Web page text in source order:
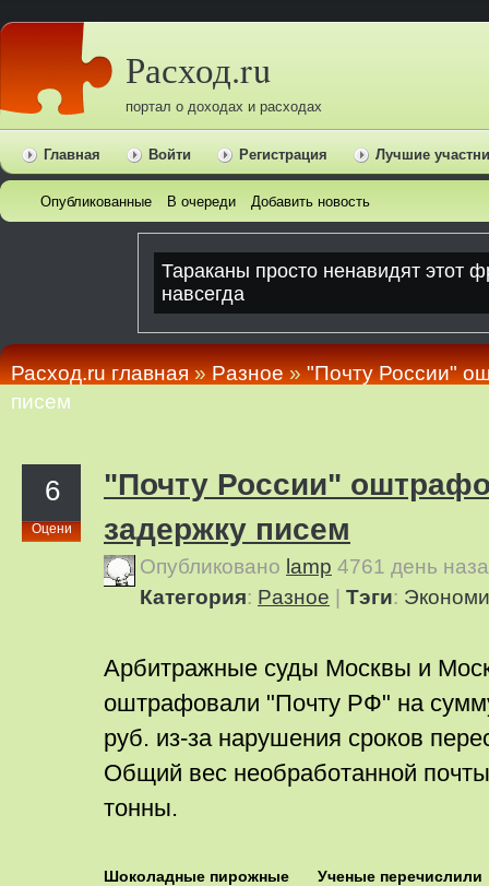
Расход.ru
портал о доходах и расходах
Главная Войти Регистрация Лучшие
Опубликованные В очереди Добавить новость
Расход.ru главная»Pазное»"Почту России"
писем
6
Оцени
"Почту России"
задержку писем
Опубликовано lamp 4761 день
Категория: Pазное Тэги:
Арбитражные суды Москвы и
оштрафовали "Почту РФ" на
руб. из-за нарушения сроков
Общий вес необработанной
тонны.
Шоколадные пирожные
Ученые перечислили